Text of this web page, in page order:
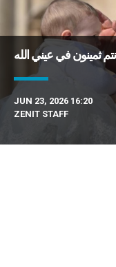
JUN 23, 2026 16:20
ZENIT STAFF